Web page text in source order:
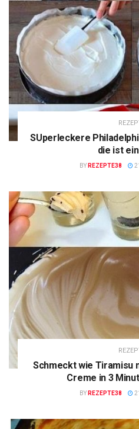
SUperleckere
die ist
BY REZEPTE38
Schmeckt wie Tiramisu
Creme in 3
BY REZEPTE38